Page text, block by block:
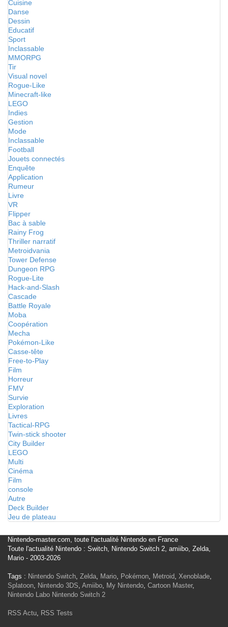
Cuisine
Danse
Dessin
Educatif
Sport
Inclassable
MMORPG
Tir
Visual novel
Rogue-Like
Minecraft-like
LEGO
Indies
Gestion
Mode
Inclassable
Football
Jouets connectés
Enquête
Application
Rumeur
Livre
VR
Flipper
Bac à sable
Rainy Frog
Thriller narratif
Metroidvania
Tower Defense
Dungeon RPG
Rogue-Lite
Hack-and-Slash
Cascade
Battle Royale
Moba
Coopération
Mecha
Pokémon-Like
Casse-tête
Free-to-Play
Film
Horreur
FMV
Survie
Exploration
Livres
Tactical-RPG
Twin-stick shooter
City Builder
LEGO
Multi
Cinéma
Film
console
Autre
Deck Builder
Jeu de plateau
Nintendo-master.com, toute l'actualité Nintendo en France
Toute l'actualité Nintendo : Switch, Nintendo Switch 2, amiibo, Zelda,
Mario - 2003-2026
Tags : Nintendo Switch, Zelda, Mario, Pokémon, Metroid, Xenoblade,
Splatoon, Nintendo 3DS, Amiibo, My Nintendo, Cartoon Master,
Nintendo Labo Nintendo Switch 2
RSS Actu, RSS Tests